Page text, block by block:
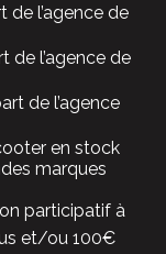
l’agence de
de l’agence de
de l’agence
en stock
marques
participatif à
et/ou 100€